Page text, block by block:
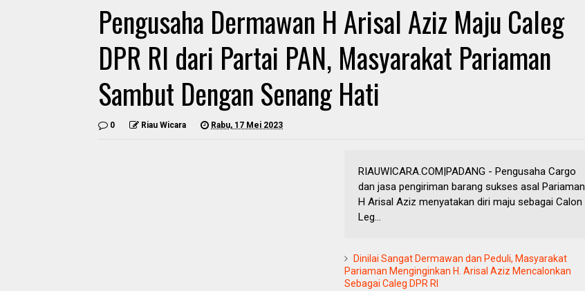
Pengusaha Dermawan H Arisal Aziz Maju Caleg
DPR RI dari Partai PAN, Masyarakat Pariaman
Sambut Dengan Senang Hati
0 Riau Wicara Rabu, 17 Mei 2023
RIAUWICARA.COM|PADANG - Pengusaha Cargo
dan jasa pengiriman barang sukses asal Pariaman
H Arisal Aziz menyatakan diri maju sebagai Calon
Leg...
Dinilai Sangat Dermawan dan Peduli, Masyarakat
Pariaman Menginginkan H. Arisal Aziz Mencalonkan
Sebagai Caleg DPR RI